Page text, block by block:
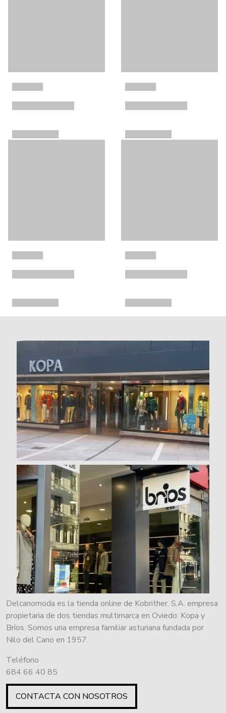
Delcanomoda es la tienda online de Kobrither, S.A. empresa
propietaria de dos tiendas multimarca en Oviedo: Kopa y
Bríos. Somos una empresa familiar asturiana fundada por
Nilo del Cano en 1957.
Teléfono
684 66 40 85
CONTACTA CON NOSOTROS